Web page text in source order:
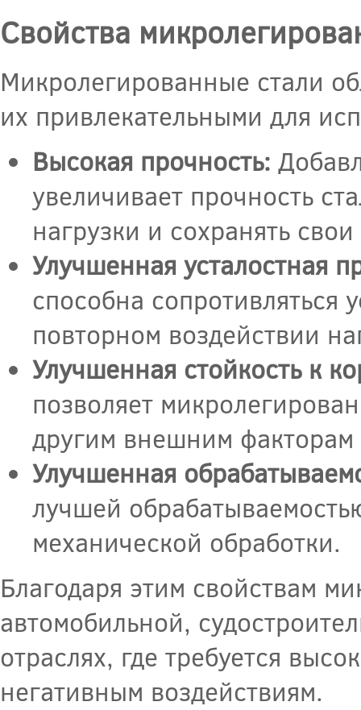
Свойства
Микролегированные стали
их привлекательными для
Высокая прочность:
увеличивает прочность
нагрузки и сохранять
Улучшенная усталостная
способна сопротивляться
повторном воздействии
Улучшенная стойкость к
позволяет
другим внешним
Улучшенная
лучшей
механической обработки.
Благодаря этим свойствам
автомобильной,
отраслях, где требуется
негативным воздействиям.